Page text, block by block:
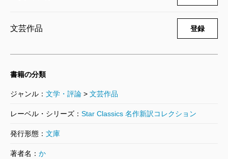
文芸作品 登録
書籍の分類
ジャンル： 文学・評論 > 文芸作品
レーベル・シリーズ： Star Classics 名作新訳コレクション
発行形態： 文庫
著者名： か